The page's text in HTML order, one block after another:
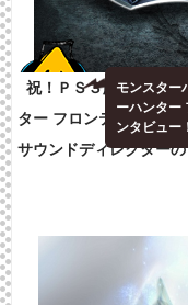
モンスター
ーハンター
ンタビュー
祝！ＰＳ３版発売！
ター フロンティアG！！
サウンドディレクター